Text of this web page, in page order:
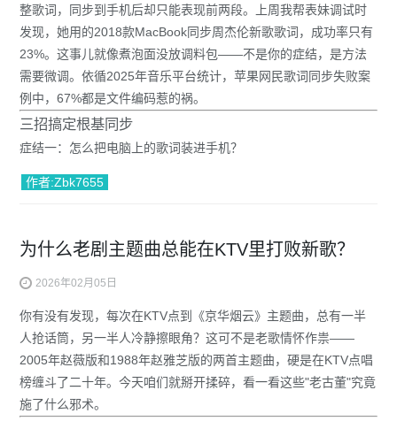
整歌词，同步到手机后却只能表现前两段。上周我帮表妹调试时
发现，她用的2018款MacBook同步周杰伦新歌歌词，成功率只有
23%。这事儿就像煮泡面没放调料包——不是你的症结，是方法
需要微调。依循2025年音乐平台统计，苹果网民歌词同步失败案
例中，67%都是文件编码惹的祸。
三招搞定根基同步
症结一：怎么把电脑上的歌词装进手机？
作者:Zbk7655
为什么老剧主题曲总能在KTV里打败新歌？
2026年02月05日
你有没有发现，每次在KTV点到《京华烟云》主题曲，总有一半
人抢话筒，另一半人冷静擦眼角？这可不是老歌情怀作祟——
2005年赵薇版和1988年赵雅芝版的两首主题曲，硬是在KTV点唱
榜缠斗了二十年。今天咱们就掰开揉碎，看一看这些"老古董"究竟
施了什么邪术。